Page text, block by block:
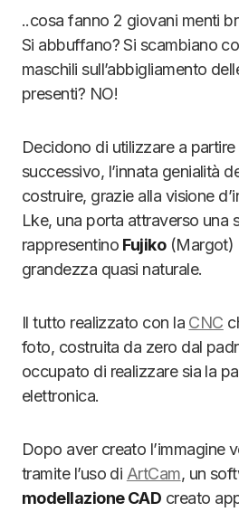
..cosa fanno 2 giovani menti
Si abbuffano? Si scambiano
maschili sull’abbigliamento
presenti? NO!
Decidono di utilizzare a
successivo, l’innata genialità
costruire, grazie alla visione
Lke, una porta attraverso una
rappresentino Fujiko(Margot)
grandezza quasi naturale.
Il tutto realizzato con la CNC
foto, costruita da zero dal
occupato di realizzare sia la
elettronica.
Dopo aver creato l’immagine
tramite l’uso di ArtCam, un
modellazione CAD creato